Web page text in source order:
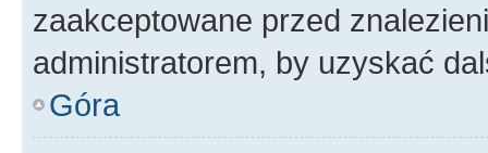
zaakceptowane przed
administratorem, by uzyskać
Góra